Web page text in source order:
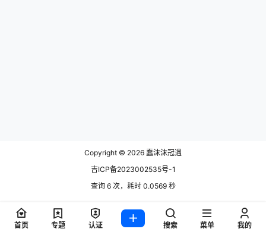
Copyright © 2026 蠢沫沫冠遇
吉ICP备2023002535号-1
查询 6 次，耗时 0.0569 秒
首页 专题 认证 搜索 菜单 我的